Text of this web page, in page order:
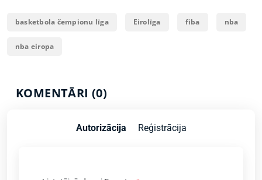
basketbola čempionu līga Eirolīga fiba nba
nba eiropa
KOMENTĀRI (0)
Autorizācija Reģistrācija